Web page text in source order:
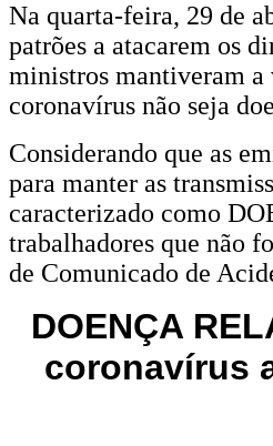
e
TV
contaminado
por
coronavírus
tem
caracterizado
Covid-
Na quarta-feira, 29 de
patrões a atacarem os
ministros mantiveram a
coronavírus não seja
Considerando que as
para manter as
caracterizado como
trabalhadores que não
de Comunicado de
DOENÇA
coronavírus